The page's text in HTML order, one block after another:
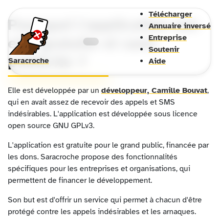
Saracroche
Télécharger
Annuaire inversé
Entreprise
Soutenir
Aide
Pourquoi l'application est-
elle gratuite et sans
publicité ?
Elle est développée par un développeur, Camille Bouvat,
qui en avait assez de recevoir des appels et SMS
indésirables. L'application est développée sous licence
open source GNU GPLv3.
L'application est gratuite pour le grand public, financée par
les dons. Saracroche propose des fonctionnalités
spécifiques pour les entreprises et organisations, qui
permettent de financer le développement.
Son but est d'offrir un service qui permet à chacun d'être
protégé contre les appels indésirables et les arnaques.